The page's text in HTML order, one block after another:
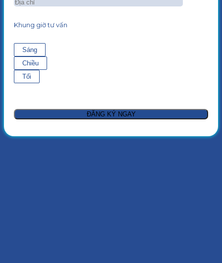
Khung giờ tư vấn
Sáng
Chiều
Tối